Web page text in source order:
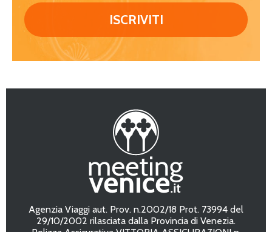
Agenzia Viaggi aut. Prov. n.2002/18 Prot. 73994 del
29/10/2002 rilasciata dalla Provincia di Venezia.